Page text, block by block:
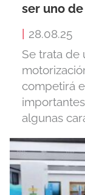
ser uno
28.08.25
Se trata de
competirá
algunas